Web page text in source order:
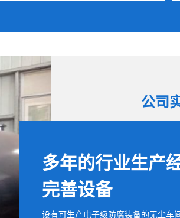
公司
多年的行业生
完善设备
设有可生产电子级防腐装备的无尘